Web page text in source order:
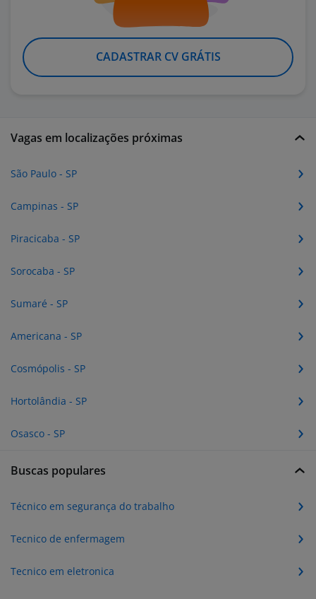
CADASTRAR CV GRÁTIS
Vagas em localizações próximas
São Paulo - SP
Campinas - SP
Piracicaba - SP
Sorocaba - SP
Sumaré - SP
Americana - SP
Cosmópolis - SP
Hortolândia - SP
Osasco - SP
Buscas populares
Técnico em segurança do trabalho
Tecnico de enfermagem
Tecnico em eletronica